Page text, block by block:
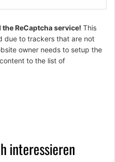
ReCaptcha service! This
due to trackers that are not
owner needs to setup the
to the list of
interessieren